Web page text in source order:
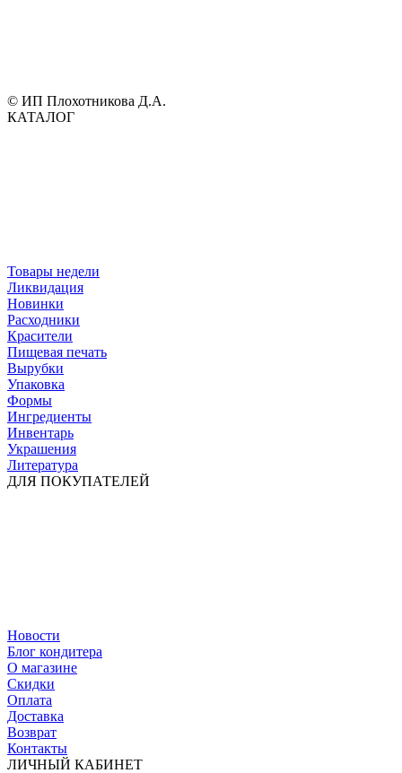
© ИП Плохотникова Д.А.
КАТАЛОГ
Товары недели
Ликвидация
Новинки
Расходники
Красители
Пищевая печать
Вырубки
Упаковка
Формы
Ингредиенты
Инвентарь
Украшения
Литература
ДЛЯ ПОКУПАТЕЛЕЙ
Новости
Блог кондитера
О магазине
Скидки
Оплата
Доставка
Возврат
Контакты
ЛИЧНЫЙ КАБИНЕТ